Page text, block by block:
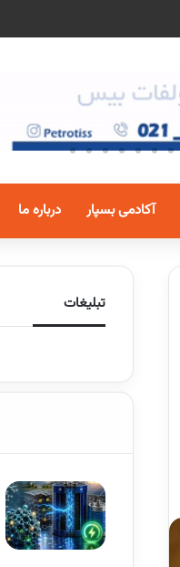
آکادمی بسپار درباره ما
تبلیغات